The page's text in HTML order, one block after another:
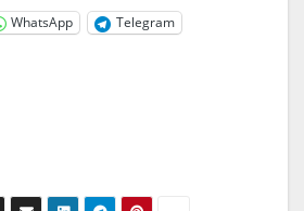
WhatsApp
Telegram